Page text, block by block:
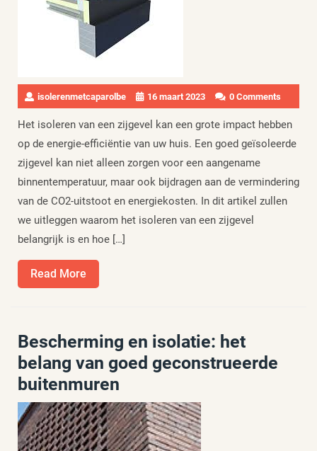
isolerenmetcaparolbe 16 maart 2023 0 Comments
Het isoleren van een zijgevel kan een grote impact hebben
op de energie-efficiëntie van uw huis. Een goed geïsoleerde
zijgevel kan niet alleen zorgen voor een aangename
binnentemperatuur, maar ook bijdragen aan de vermindering
van de CO2-uitstoot en energiekosten. In dit artikel zullen
we uitleggen waarom het isoleren van een zijgevel
belangrijk is en hoe […]
Read More
More
Bescherming en isolatie: het
belang van goed geconstrueerde
buitenmuren